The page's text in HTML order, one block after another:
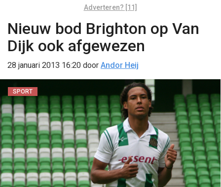
Adverteren? [11]
Nieuw bod Brighton op Van
Dijk ook afgewezen
28 januari 2013 16:20 door Andor Heij
SPORT